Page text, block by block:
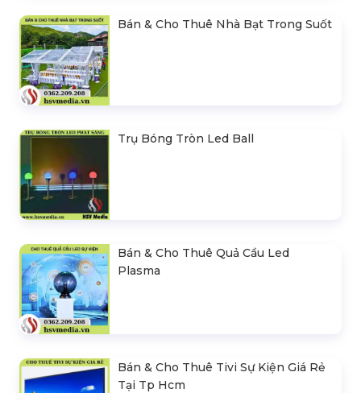
Bán & Cho Thuê Nhà Bạt Trong Suốt
Trụ Bóng Tròn Led Ball
Bán & Cho Thuê Quả Cầu Led
Plasma
Bán & Cho Thuê Tivi Sự Kiện Giá Rẻ
Tại Tp Hcm